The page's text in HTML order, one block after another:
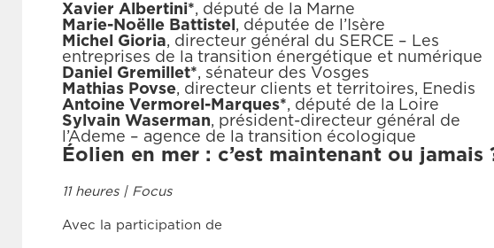
Xavier Albertini*, député de la Marne
Marie-Noëlle Battistel , députée de l’Isère
Michel Gioria, directeur général du SERCE – Les
entreprises de la transition énergétique et numérique
Daniel Gremillet*, sénateur des Vosges
Mathias Povse, directeur clients et territoires, Enedis
Antoine Vermorel-Marques*, député de la Loire
Sylvain Waserman, président-directeur général de
l’Ademe – agence de la transition écologique
Éolien en mer : c’est maintenant ou jamais
11 heures | Focus
Avec la participation de